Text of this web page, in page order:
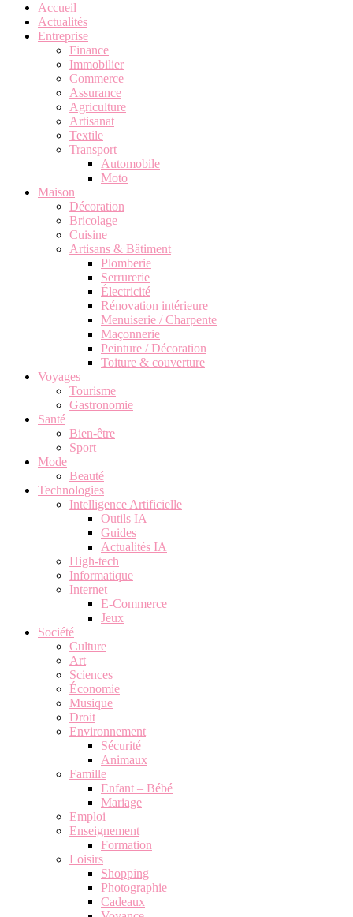
Accueil
Actualités
Entreprise
Finance
Immobilier
Commerce
Assurance
Agriculture
Artisanat
Textile
Transport
Automobile
Moto
Maison
Décoration
Bricolage
Cuisine
Artisans & Bâtiment
Plomberie
Serrurerie
Électricité
Rénovation intérieure
Menuiserie / Charpente
Maçonnerie
Peinture / Décoration
Toiture & couverture
Voyages
Tourisme
Gastronomie
Santé
Bien-être
Sport
Mode
Beauté
Technologies
Intelligence Artificielle
Outils IA
Guides
Actualités IA
High-tech
Informatique
Internet
E-Commerce
Jeux
Société
Culture
Art
Sciences
Économie
Musique
Droit
Environnement
Sécurité
Animaux
Famille
Enfant – Bébé
Mariage
Emploi
Enseignement
Formation
Loisirs
Shopping
Photographie
Cadeaux